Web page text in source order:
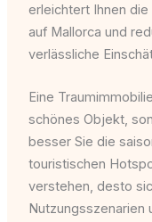
erleichtert Ihnen
auf Mallorca und
verlässliche
Eine
schönes Objekt,
besser Sie die
touristischen
verstehen, desto
Nutzungsszenarien